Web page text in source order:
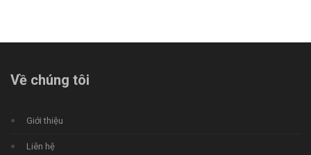
Về chúng tôi
Giới thiệu
Liên hệ